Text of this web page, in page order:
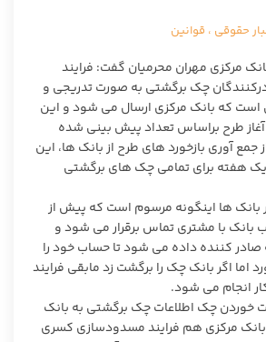
حقوقی ، قوانین
مرکزی مهران محرمیان گفت: فرایند
چک برگشتی به صورت تدریجی و
که بانک مرکزی ارسال می شود و این
طرح براساس تعداد پیش بینی شده
آوری بازخورد های طرح از بانک ها، این
یک هفته برای تمامی چک های برگشتی
بانک ها اینگونه مرسوم است که پیش از
با مشتری تماس برقرار می شود و
کننده داده می شود تا حساب خود را
اما اگر بانک چک را برگشت زد مابقی فرایند
انجام می شود.
خوردن چک اطلاعات چک برگشتی به بانک
مرکزی هم فرایند مسدودسازی کسری